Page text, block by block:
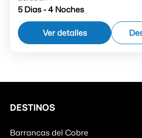
Miércoles y Viernes (1 Enero al
de Julio y 2 de Octubre al 10...
Barrancas del Cobre
5 Dias - 4 Noches
Ver detalles
DESTINOS
Barrancas del Cobre